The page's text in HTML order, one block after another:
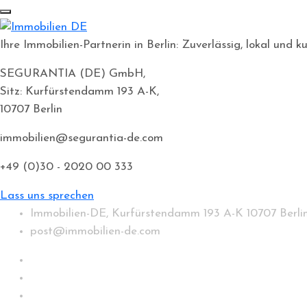
Ihre Immobilien-Partnerin in Berlin: Zuverlässig, lokal und
SEGURANTIA (DE) GmbH,
Sitz: Kurfürstendamm 193 A-K,
10707 Berlin
immobilien@segurantia-de.com
+49 (0)30 - 2020 00 333
Lass uns sprechen
Immobilien-DE, Kurfürstendamm 193 A-K 10707
post@immobilien-de.com